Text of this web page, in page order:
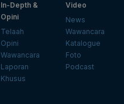
In-Depth &
Opini
Telaah
Opini
Wawancara
Laporan
Khusus
Video
News
Wawancara
Katalogue
Foto
Podcast